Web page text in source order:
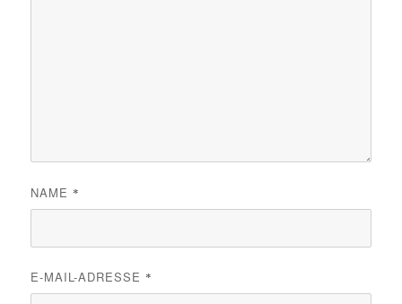
NAME *
E-MAIL-ADRESSE *